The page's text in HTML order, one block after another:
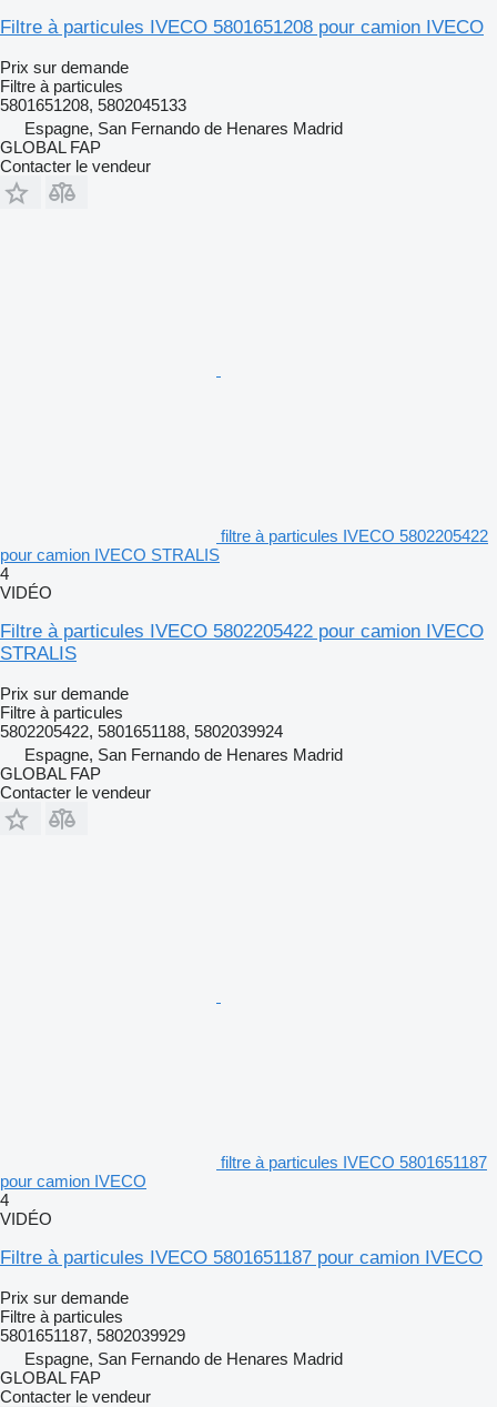
Filtre à particules IVECO 5801651208 pour camion IVECO
Prix sur demande
Filtre à particules
5801651208, 5802045133
Espagne, San Fernando de Henares Madrid
GLOBAL FAP
Contacter le vendeur
filtre à particules IVECO 5802205422
pour camion IVECO STRALIS
4
VIDÉO
Filtre à particules IVECO 5802205422 pour camion IVECO
STRALIS
Prix sur demande
Filtre à particules
5802205422, 5801651188, 5802039924
Espagne, San Fernando de Henares Madrid
GLOBAL FAP
Contacter le vendeur
filtre à particules IVECO 5801651187
pour camion IVECO
4
VIDÉO
Filtre à particules IVECO 5801651187 pour camion IVECO
Prix sur demande
Filtre à particules
5801651187, 5802039929
Espagne, San Fernando de Henares Madrid
GLOBAL FAP
Contacter le vendeur